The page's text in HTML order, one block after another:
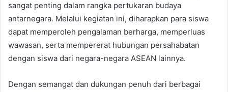
sangat penting dalam rangka pertukaran budaya
antarnegara. Melalui kegiatan ini, diharapkan para siswa
dapat memperoleh pengalaman berharga, memperluas
wawasan, serta mempererat hubungan persahabatan
dengan siswa dari negara-negara ASEAN lainnya.
Dengan semangat dan dukungan penuh dari berbagai